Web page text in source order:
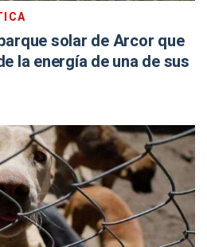
solar de Arcor que
la energía de una de sus